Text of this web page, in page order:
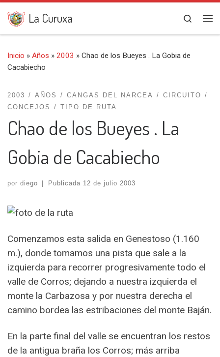
Saltar al contenido
La Curuxa
Search
Inicio » Años » 2003 » Chao de los Bueyes . La Gobia de
Cacabiecho
2003 AÑOS CANGAS DEL NARCEA
CIRCUITO
CONCEJOS
TIPO DE RUTA
Chao de los Bueyes . La
Gobia de Cacabiecho
por diego Publicada 12 de julio 2003
Comenzamos esta salida en Genestoso (1.160
m.), donde tomamos una pista que sale a la
izquierda para recorrer progresivamente todo el
valle de Corros; dejando a nuestra izquierda el
monte la Carbazosa y por nuestra derecha el
camino bordea las estribaciones del monte Baján.
En la parte final del valle se encuentran los restos
de la antigua braña los Corros; más arriba